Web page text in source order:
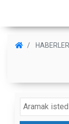
HABERLER